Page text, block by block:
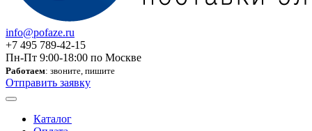
info@pofaze.ru
+7 495 789-42-15
Пн-Пт 9:00-18:00 по Москве
Работаем: звоните, пишите
Отправить заявку
Каталог